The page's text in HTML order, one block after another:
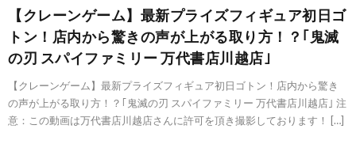
【クレーンゲーム】最新プライズフィギュア初日ゴ
トン！店内から驚きの声が上がる取り方！？｢鬼滅
の刃 スパイファミリー 万代書店川越店｣
【クレーンゲーム】最新プライズフィギュア初日ゴトン！店内から驚き
の声が上がる取り方！？｢鬼滅の刃 スパイファミリー 万代書店川越店｣ 注
意：この動画は万代書店川越店さんに許可を頂き撮影しております！ […]